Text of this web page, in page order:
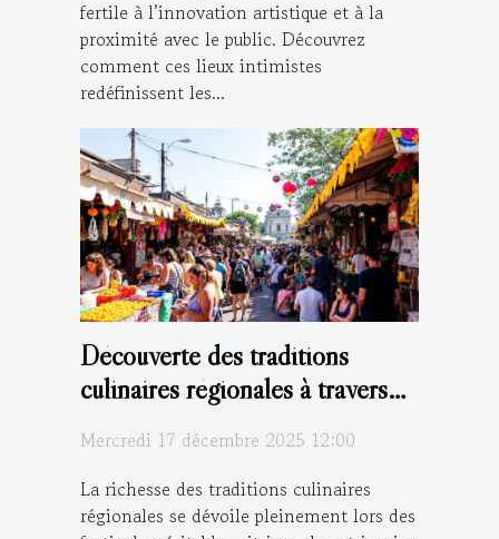
fertile à l’innovation artistique et à la
proximité avec le public. Découvrez
comment ces lieux intimistes
redéfinissent les...
Découverte des traditions
culinaires régionales à travers
Mercredi 17 décembre 2025 12:00
La richesse des traditions culinaires
régionales se dévoile pleinement lors des